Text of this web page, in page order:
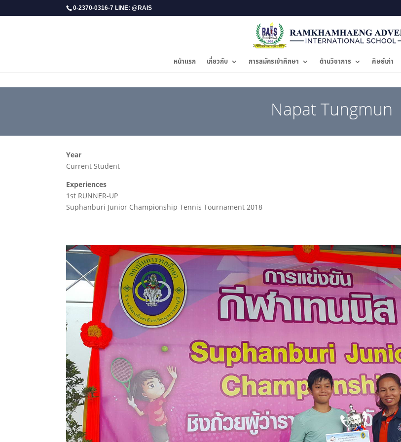
0-2370-0316-7 LINE: @RAIS
หน้าแรก เกี่ยวกับ การสมัครเข้าศึกษา ด้านวิชาการ ศิษย์เก่า
Napat Tungmun
Year
Current Student
Experiences
1st RUNNER-UP
Suphanburi Junior Championship Tennis Tournament 2018